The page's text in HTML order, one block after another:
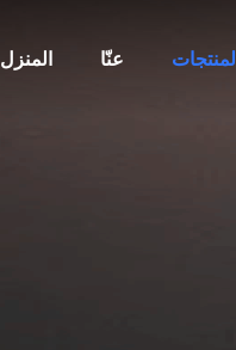
المنزل عنّا المنتجات